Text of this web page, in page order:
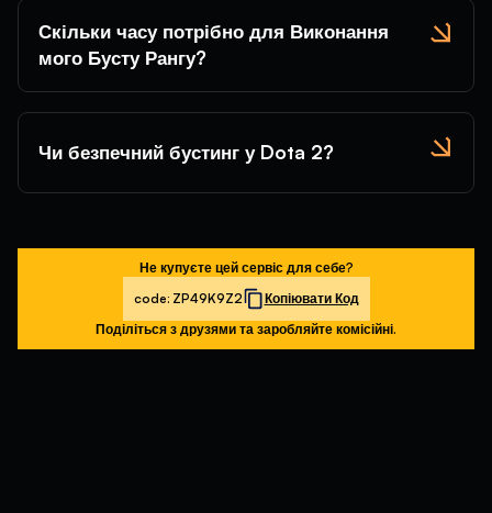
Скільки часу потрібно для Виконання
мого Бусту Рангу?
Чи безпечний бустинг у Dota 2?
Не купуєте цей сервіс для себе?
code: ZP49K9Z2
Копіювати Код
Поділіться з друзями та заробляйте комісійні.